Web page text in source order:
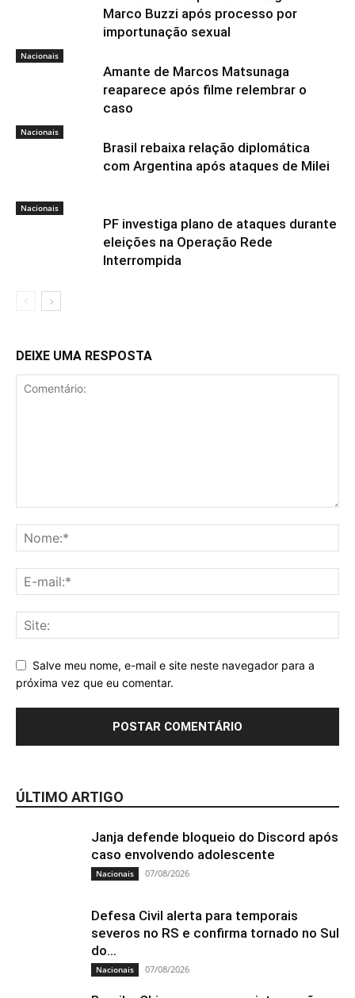
Marco Buzzi após processo por
importunação sexual
Nacionais
Amante de Marcos Matsunaga
reaparece após filme relembrar o
caso
Nacionais
Brasil rebaixa relação diplomática
com Argentina após ataques de Milei
Nacionais
PF investiga plano de ataques durante
eleições na Operação Rede
Interrompida
DEIXE UMA RESPOSTA
Salve meu nome, e-mail e site neste navegador para a
próxima vez que eu comentar.
ÚLTIMO ARTIGO
Janja defende bloqueio do Discord após
caso envolvendo adolescente
Nacionais 07/08/2026
Defesa Civil alerta para temporais
severos no RS e confirma tornado no Sul
do...
Nacionais 07/08/2026